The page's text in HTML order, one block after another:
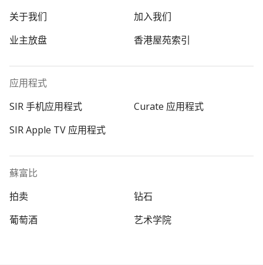
关于我们
加入我们
业主放盘
香港屋苑索引
应用程式
SIR 手机应用程式
Curate 应用程式
SIR Apple TV 应用程式
蘇富比
拍卖
钻石
葡萄酒
艺术学院